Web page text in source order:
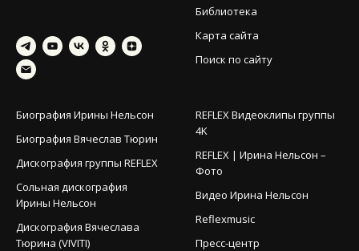
Библиотека
Карта сайта
Поиск по сайту
Биография Ирины Нельсон
Биография Вячеслав Тюрин
Дискография группы REFLEX
Сольная дискография
Ирины Нельсон
Дискография Вячеслава
Тюрина (VIVITI)
REFLEX Видеоклипы группы
4K
REFLEX | Ирина Нельсон –
Фото
Видео Ирина Нельсон
Reflexmusic
Пресс-центр